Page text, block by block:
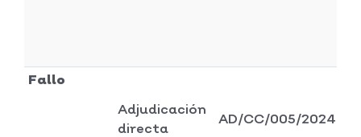
Fallo
Adjudicación
directa
AD/CC/005/2024